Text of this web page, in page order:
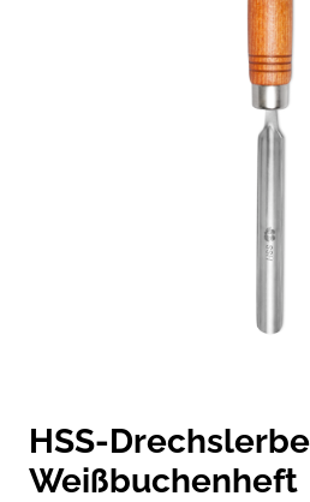
HSS-
Weißbuchenheft